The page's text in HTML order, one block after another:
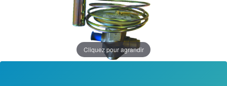
Cliquez pour agrandir